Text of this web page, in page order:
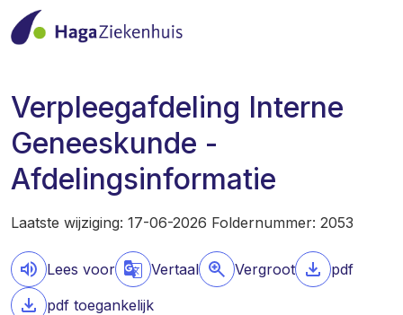
Verpleegafdeling Interne
Geneeskunde -
Afdelingsinformatie
Laatste wijziging: 17-06-2026 Foldernummer: 2053
Lees voor Vertaal Vergroot
pdf
pdf toegankelijk